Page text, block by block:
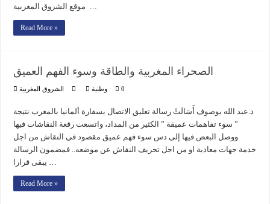
موقع الشروق المغربية …
Read More »
الصحراء المغربية والطاقة وسوء الفهم العميق
الشروق المغربية وطنية 0
د.عبد الله بوصوف أَسَالَتْ رسالة تعليق الاتصال بسفارة ألمانيا بالمغرب نتيجة
” سوء تفاهمات عميقة ” الكثير من المداد، واتسعت رقعة النقاشات فيها
ووصل البعض فيها إلى دس سوء فهم عميق مقصود في النقاش من اجل
خدمة جهات معادية او من اجل تحريف النقاش عن موضعه.. فمضمون الرسالة
يبقى قرارا …
Read More »